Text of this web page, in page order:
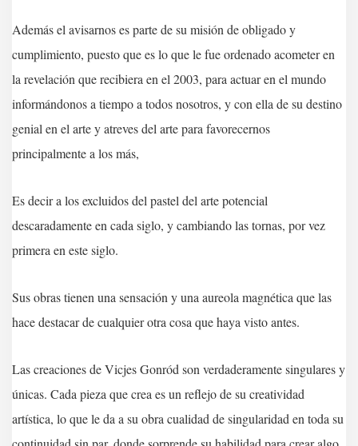
Además el avisarnos es parte de su misión de obligado y
cumplimiento, puesto que es lo que le fue ordenado acometer en
la revelación que recibiera en el 2003, para actuar en el mundo
informándonos a tiempo a todos nosotros, y con ella de su destino
genial en el arte y atreves del arte para favorecernos
principalmente a los más,
Es decir a los excluidos del pastel del arte potencial
descaradamente en cada siglo, y cambiando las tornas, por vez
primera en este siglo.
Sus obras tienen una sensación y una aureola magnética que las
hace destacar de cualquier otra cosa que haya visto antes.
Las creaciones de Vicjes Gonród son verdaderamente singulares y
únicas. Cada pieza que crea es un reflejo de su creatividad
artística, lo que le da a su obra cualidad de singularidad en toda su